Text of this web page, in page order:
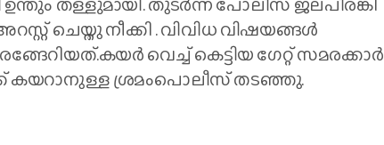
ചെയ്തു നീക്കി . വിവിധ വിഷയങ്ങൾ
വെച്ച് കെട്ടിയ ഗേറ്റ് സമരക്കാർ
ശ്രമംപൊലീസ് തടഞ്ഞു.